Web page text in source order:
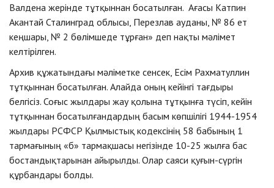
Валдена жерінде тұтқыннан босатылған. Ағасы Катпин
Акантай Сталинград облысы, Перезлав ауданы, № 86 ет
кеңшары, № 2 бөлімшеде тұрған» деп нақты мәлімет
келтірілген.
Архив құжатындағы мәліметке сенсек, Есім Рахматуллин
тұтқыннан босатылған. Алайда оның кейінгі тағдыры
белгісіз. Соғыс жылдары жау қолына тұтқынға түсіп, кейін
тұтқыннан босатылғандардың басым көпшілігі 1944-1954
жылдары РСФСР Қылмыстық кодексінің 58 бабының 1
тармағының «б» тармақшасы негізінде 10-25 жылға бас
бостандықтарынан айырылды. Олар саяси қуғын-сүргін
құрбандары болды.